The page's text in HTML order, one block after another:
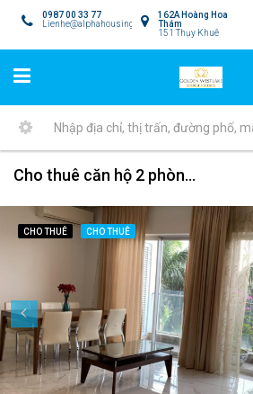
162A Hoàng Hoa
Thám
151 Thụy Khuê
0987 00 33 77
Lienhe@alphahousing.vn
Cho thuê căn hộ 2 phòng ngủ nội thất hoàn toàn mới tại Golden Westlake
CHO THUÊ CHO THUÊ